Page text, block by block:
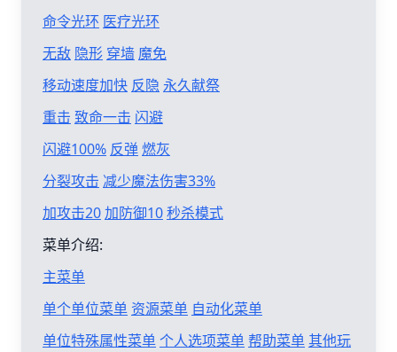
命令光环 医疗光环
无敌 隐形 穿墙 魔免
移动速度加快 反隐 永久献祭
重击 致命一击 闪避
闪避100% 反弹燃灰
分裂攻击 减少魔法伤害33%
加攻击20加防御10秒杀模式
菜单介绍:
主菜单
单个单位菜单 资源菜单 自动化菜单
单位特殊属性菜单个人选项菜单帮助菜单其他玩